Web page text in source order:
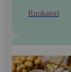
Ruokatori